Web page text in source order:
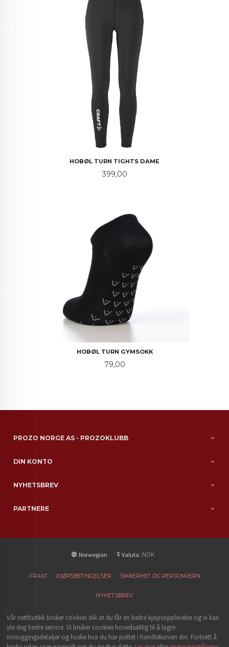
HOBØL TURN TIGHTS DAME
Pris
399,00
HOBØL TURN GYMSOKK
Pris
79,00
PROZO NORGE AS - PROZOKLUBB
DIN KONTO
NYHETSBREV
PARTNERE
Norwegian Valuta: NOK
FRAKT KJØPSBETINGELSER SIKKERHET OG PERSONVERN
NYHETSBREV
Vår nettbutikk bruker cookies slik at du får en bedre kjøpsopplevelse og vi kan
yte deg bedre service. Vi bruker cookies hovedsaklig til å lagre
innloggingsdetaljer og huske hva du har puttet i handlekurven din. Fortsett å